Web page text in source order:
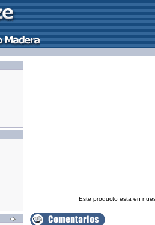
Este producto esta en